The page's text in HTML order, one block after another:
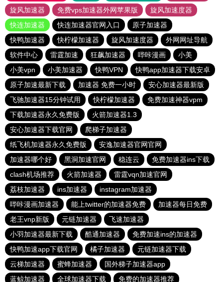
旋风加速器
免费vps加速器外网苹果版
旋风加速度器
快连加速器
快连加速器官网入口
原子加速器
快鸭加速器
快柠檬加速器 旋风加速度器
外网网址导航
软件中心
雷霆加速 狂飙加速器 哔咔漫画
小美
小美vpn
小美加速器 快鸭VPN
快鸭app加速器下载安卓
原子加速最新下载
加速器 免费一小时
安心加速器最新版
飞驰加速器15分钟试用
快柠檬加速器
免费加速神器vpm
下载加速器永久免费版
火箭加速器1.3
安心加速器下载官网
爬梯子加速器
纸飞机加速器永久免费版
安逸加速器官网官网
加速器哪个好
黑洞加速官网 稳连云
免费加速器ins下载
clash机场推荐
火箭加速器
雷霆vqn加速官网
荔枝加速器
ins加速器
instagram加速器
哔咔漫画加速器
能上twitter的加速器免费
加速器每日免费
老王vnp新版
元链加速器
飞速加速器
小羽加速器最新下载
酷通加速器
免费加速ins的加速器
快鸭加速app下载官网
橘子加速器
元链加速器下载
云梯加速器
蜜蜂加速器
国外梯子加速器app
蓝鲸加速器
全球加速器下载 免费的加速器推荐